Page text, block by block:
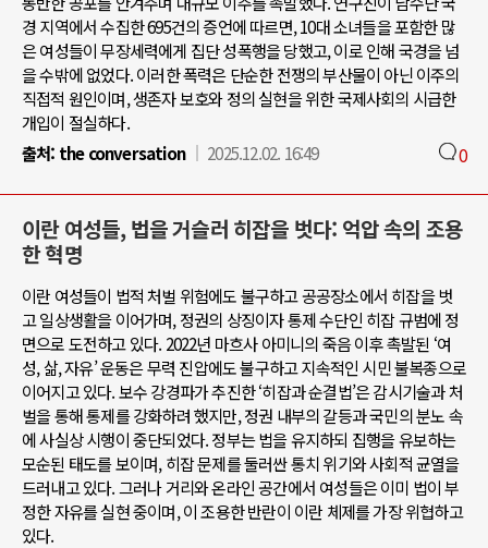
경 지역에서 수집한 695건의 증언에 따르면, 10대 소녀들을 포함한 많
은 여성들이 무장세력에게 집단 성폭행을 당했고, 이로 인해 국경을 넘
을 수밖에 없었다. 이러한 폭력은 단순한 전쟁의 부산물이 아닌 이주의
직접적 원인이며, 생존자 보호와 정의 실현을 위한 국제사회의 시급한
개입이 절실하다.
출처: the conversation 2025.12.02. 16:49 0
이란 여성들, 법을 거슬러 히잡을 벗다: 억압 속의 조용
한 혁명
이란 여성들이 법적 처벌 위험에도 불구하고 공공장소에서 히잡을 벗
고 일상생활을 이어가며, 정권의 상징이자 통제 수단인 히잡 규범에 정
면으로 도전하고 있다. 2022년 마흐사 아미니의 죽음 이후 촉발된 ‘여
성, 삶, 자유’ 운동은 무력 진압에도 불구하고 지속적인 시민 불복종으로
이어지고 있다. 보수 강경파가 추진한 ‘히잡과 순결법’은 감시기술과 처
벌을 통해 통제를 강화하려 했지만, 정권 내부의 갈등과 국민의 분노 속
에 사실상 시행이 중단되었다. 정부는 법을 유지하되 집행을 유보하는
모순된 태도를 보이며, 히잡 문제를 둘러싼 통치 위기와 사회적 균열을
드러내고 있다. 그러나 거리와 온라인 공간에서 여성들은 이미 법이 부
정한 자유를 실현 중이며, 이 조용한 반란이 이란 체제를 가장 위협하고
있다.